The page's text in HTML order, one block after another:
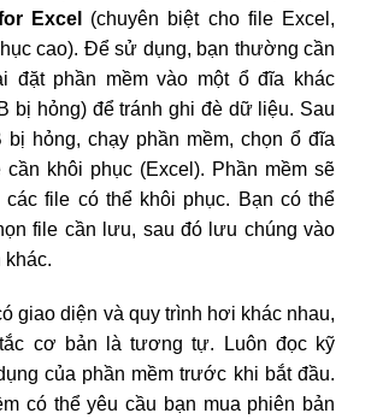
Excel
(chuyên biệt cho file Excel,
cao). Để sử dụng, bạn thường cần
đặt phần mềm vào một ổ đĩa khác
bị hỏng) để tránh ghi đè dữ liệu. Sau
bị hỏng, chạy phần mềm, chọn ổ đĩa
khôi phục (Excel). Phần mềm sẽ
file có thể khôi phục. Bạn có thể
file cần lưu, sau đó lưu chúng vào
khác.
giao diện và quy trình hơi khác nhau,
cơ bản là tương tự. Luôn đọc kỹ
của phần mềm trước khi bắt đầu.
có thể yêu cầu bạn mua phiên bản